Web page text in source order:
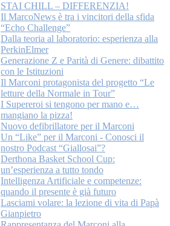
STAI CHILL – DIFFERENZIA!
Il MarcoNews è tra i vincitori della sfida
“Echo Challenge”
Dalla teoria al laboratorio: esperienza alla
PerkinElmer
Generazione Z e Parità di Genere: dibattito
con le Istituzioni
Il Marconi protagonista del progetto “Le
letture della Normale in Tour”
I Supereroi si tengono per mano e…
mangiano la pizza!
Nuovo defibrillatore per il Marconi
Un “Like” per il Marconi - Conosci il
nostro Podcast “Giallosai”?
Derthona Basket School Cup:
un’esperienza a tutto tondo
Intelligenza Artificiale e competenze:
quando il presente è già futuro
Lasciami volare: la lezione di vita di Papà
Gianpietro